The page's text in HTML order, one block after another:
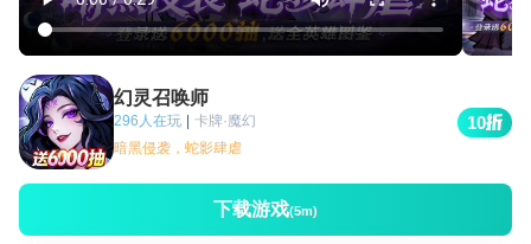
幻灵召唤师
296人在玩 | 卡牌·魔幻
暗黑侵袭，蛇影肆虐
10
下载游戏(5m)